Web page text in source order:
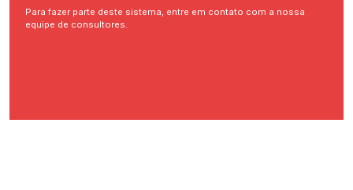
Para fazer parte deste sistema, entre em contato com a nossa
equipe de consultores.